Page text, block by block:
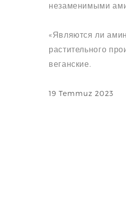
незаменимыми
«Являются ли
растительного
веганские.
19 Temmuz 2023